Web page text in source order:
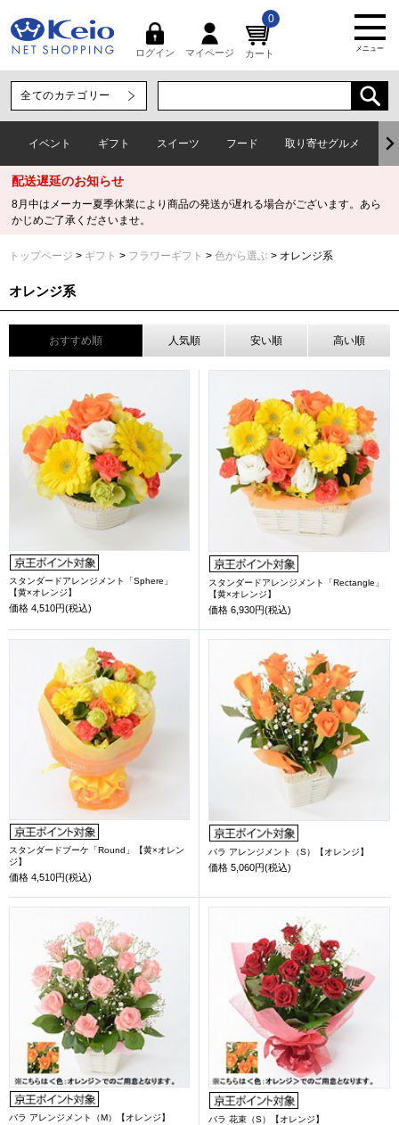
ログイン マイページ カート
0
メニュー
イベント ギフト スイーツ フード 取り寄せグルメ
配送遅延のお知らせ
8月中はメーカー夏季休業により商品の発送が遅れる場合がございます。あら
かじめご了承くださいませ。
トップページ ギフト フラワーギフト 色から選ぶ オレンジ系
オレンジ系
おすすめ順 人気順 安い順 高い順
スタンダードアレンジメント「Sphere」
【黄×オレンジ】
価格 4,510円(税込)
スタンダードアレンジメント「Rectangle」
【黄×オレンジ】
価格 6,930円(税込)
スタンダードブーケ「Round」【黄×オレン
ジ】
価格 4,510円(税込)
バラ アレンジメント（S）【オレンジ】
価格 5,060円(税込)
バラ アレンジメント（M）【オレンジ】 バラ 花束（S）【オレンジ】